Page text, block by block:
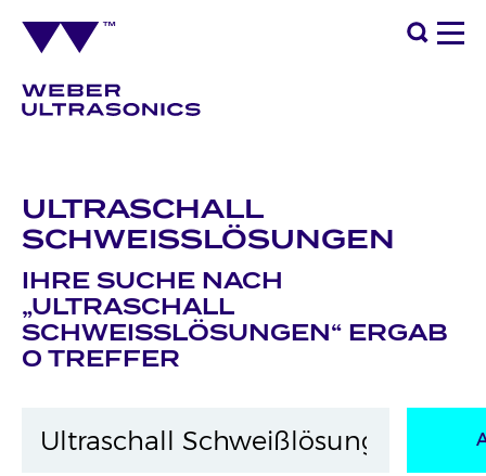
ULTRASCHALL
SCHWEISSLÖSUNGEN
IHRE SUCHE NACH
„ULTRASCHALL
SCHWEISSLÖSUNGEN“ ERGAB 0
TREFFER